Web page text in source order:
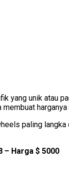
yang unik atau
paling
– Harga $ 5000